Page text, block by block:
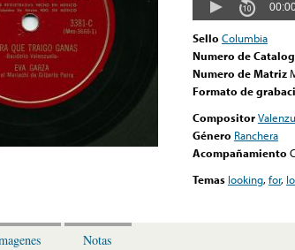
Sello Columbia
Numero de
Numero de Matriz
Formato de
Compositor
Género Ranchera
Acompañamiento
Temas looking,for,
Notas